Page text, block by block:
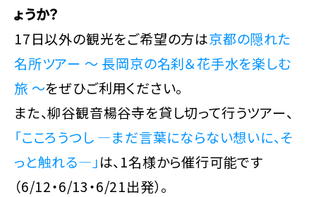
ょうか？
17日以外の観光をご希望の方は京都の隠れた
名所ツアー ～ 長岡京の名刹＆花手水を楽しむ
旅 ～をぜひご利用ください。
また、柳谷観音楊谷寺を貸し切って行うツアー、
「こころうつし ―まだ言葉にならない想いに、そ
っと触れる―」は、1名様から催行可能です
（6/12・6/13・6/21出発）。